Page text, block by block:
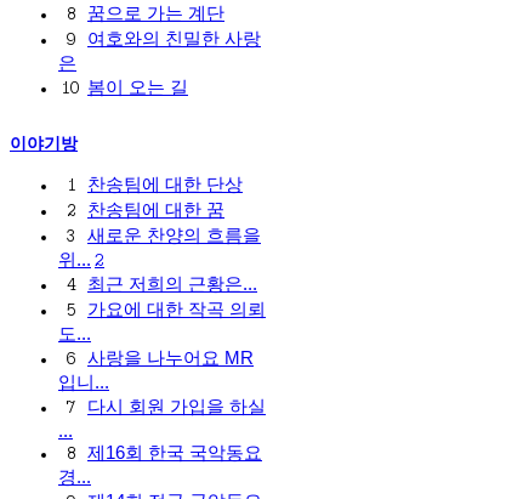
8 꿈으로 가는 계단
9
여호와의 친밀한 사랑
은
10 봄이 오는 길
이야기방
1 찬송팀에 대한 단상
2 찬송팀에 대한 꿈
3
새로운 찬양의 흐름을
위... 2
4 최근 저희의 근황은...
5
가요에 대한 작곡 의뢰
도...
6
사랑을 나누어요 MR
입니...
7
다시 회원 가입을 하실
...
8
제16회 한국 국악동요
경...